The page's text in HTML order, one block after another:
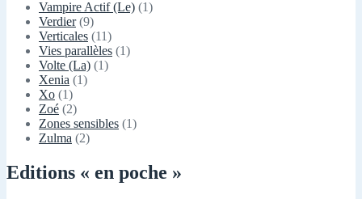
Vampire Actif (Le) (1)
Verdier(9)
Verticales (11)
Vies parallèles (1)
Volte (La) (1)
Xenia (1)
Xo (1)
Zoé (2)
Zones sensibles (1)
Zulma (2)
Editions « en poche »